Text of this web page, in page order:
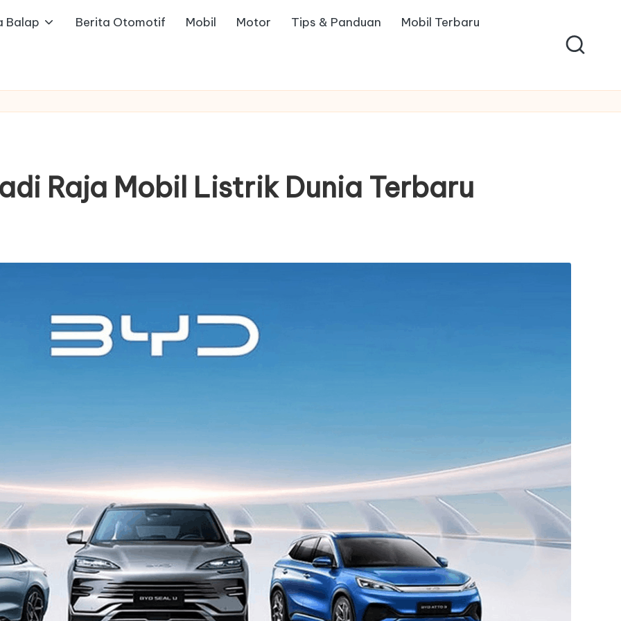
Balap Berita Otomotif Mobil Motor Tips & Panduan Mobil Terbaru
Raja Mobil Listrik Dunia Terbaru